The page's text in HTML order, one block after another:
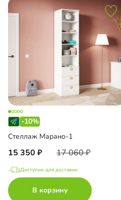
-10%
Стеллаж Марано-1
15 350 17 060
Доступно для доставки
В корзину